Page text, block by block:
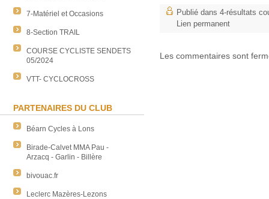
7-Matériel et Occasions
8-Section TRAIL
COURSE CYCLISTE SENDETS
05/2024
VTT- CYCLOCROSS
PARTENAIRES DU CLUB
Béarn Cycles à Lons
Birade-Calvet MMA Pau -
Arzacq - Garlin - Billère
bivouac.fr
Leclerc Mazères-Lezons
Publié dans 4-résultats
Lien permanent
Les commentaires sont